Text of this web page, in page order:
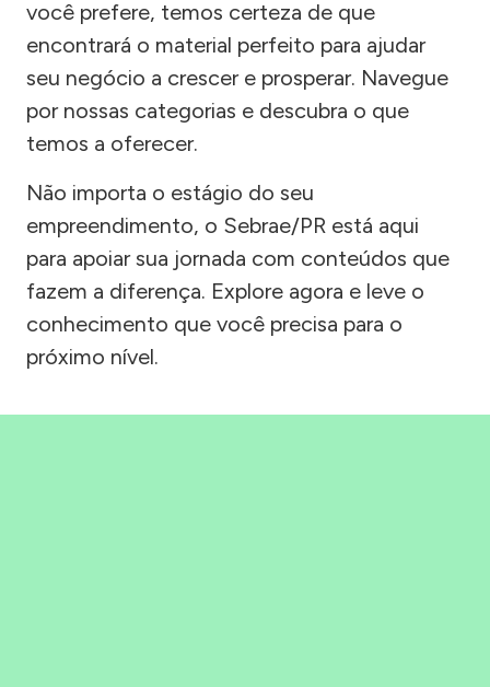
você prefere, temos certeza de que
encontrará o material perfeito para ajudar
seu negócio a crescer e prosperar. Navegue
por nossas categorias e descubra o que
temos a oferecer.
Não importa o estágio do seu
empreendimento, o Sebrae/PR está aqui
para apoiar sua jornada com conteúdos que
fazem a diferença. Explore agora e leve o
conhecimento que você precisa para o
próximo nível.